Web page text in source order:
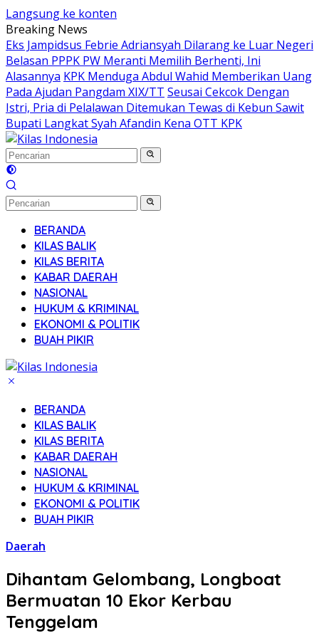
Langsung ke konten
Breaking News
Eks Jampidsus Febrie Adriansyah Dilarang ke Luar Negeri
Belasan PPPK PW Meranti Memilih Berhenti, Ini
Alasannya KPK Menduga Abdul Wahid Memberikan Uang
Pada Ajudan Pangdam XIX/TT Seusai Cekcok Dengan
Istri, Pria di Pelalawan Ditemukan Tewas di Kebun Sawit
Bupati Langkat Syah Afandin Kena OTT KPK
BERANDA
KILAS BALIK
KILAS BERITA
KABAR DAERAH
NASIONAL
HUKUM & KRIMINAL
EKONOMI & POLITIK
BUAH PIKIR
BERANDA
KILAS BALIK
KILAS BERITA
KABAR DAERAH
NASIONAL
HUKUM & KRIMINAL
EKONOMI & POLITIK
BUAH PIKIR
Daerah
Dihantam Gelombang, Longboat
Bermuatan 10 Ekor Kerbau
Tenggelam